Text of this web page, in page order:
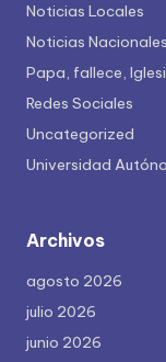
Noticias Locales
Noticias Nacionales
Papa, fallece,
Redes Sociales
Uncategorized
Universidad
Archivos
agosto 2026
julio 2026
junio 2026